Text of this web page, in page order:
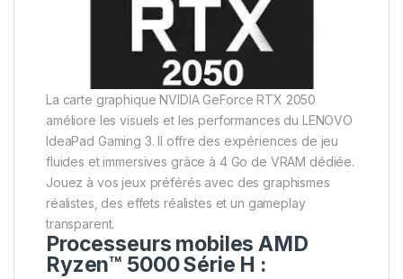
La carte graphique NVIDIA GeForce RTX 2050
améliore les visuels et les performances du LENOVO
IdeaPad Gaming 3. Il offre des expériences de jeu
fluides et immersives grâce à 4 Go de VRAM dédiée.
Jouez à vos jeux préférés avec des graphismes
réalistes, des effets réalistes et un gameplay
transparent.
Processeurs mobiles AMD
Ryzen™ 5000 Série H :